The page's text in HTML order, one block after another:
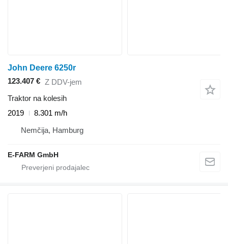
John Deere 6250r
123.407 € Z DDV-jem
Traktor na kolesih
2019
8.301 m/h
Nemčija, Hamburg
E-FARM GmbH